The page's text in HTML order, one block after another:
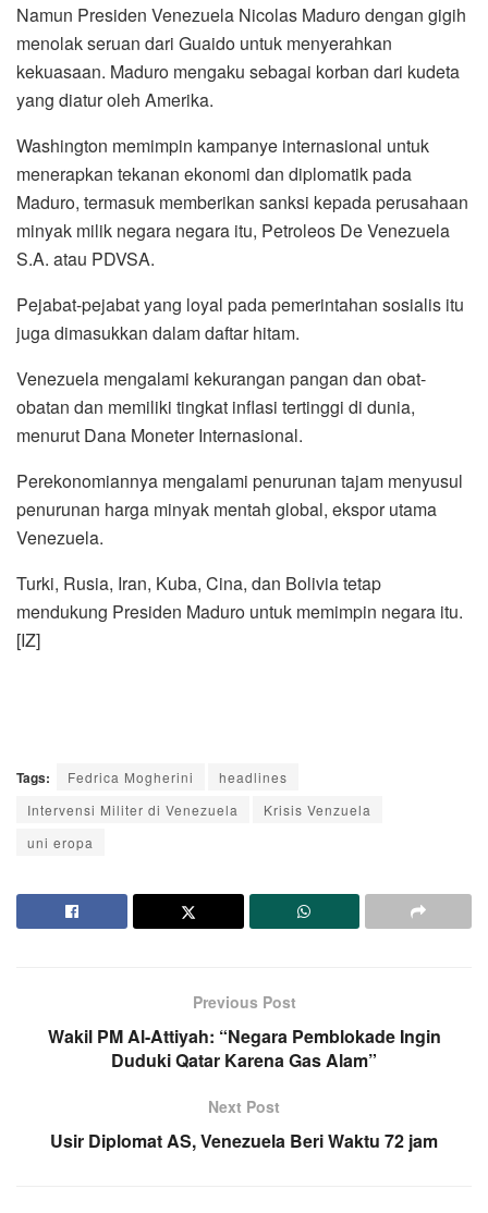
Namun Presiden Venezuela Nicolas Maduro dengan gigih
menolak seruan dari Guaido untuk menyerahkan
kekuasaan. Maduro mengaku sebagai korban dari kudeta
yang diatur oleh Amerika.
Washington memimpin kampanye internasional untuk
menerapkan tekanan ekonomi dan diplomatik pada
Maduro, termasuk memberikan sanksi kepada perusahaan
minyak milik negara negara itu, Petroleos De Venezuela
S.A. atau PDVSA.
Pejabat-pejabat yang loyal pada pemerintahan sosialis itu
juga dimasukkan dalam daftar hitam.
Venezuela mengalami kekurangan pangan dan obat-
obatan dan memiliki tingkat inflasi tertinggi di dunia,
menurut Dana Moneter Internasional.
Perekonomiannya mengalami penurunan tajam menyusul
penurunan harga minyak mentah global, ekspor utama
Venezuela.
Turki, Rusia, Iran, Kuba, Cina, dan Bolivia tetap
mendukung Presiden Maduro untuk memimpin negara itu.
[IZ]
Tags: Fedrica Mogherini
headlines
Intervensi Militer di Venezuela
Krisis Venzuela
uni eropa
Previous Post
Wakil PM Al-Attiyah: “Negara Pemblokade Ingin
Duduki Qatar Karena Gas Alam”
Next Post
Usir Diplomat AS, Venezuela Beri Waktu 72 jam